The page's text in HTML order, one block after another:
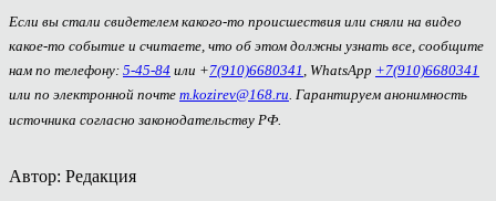
Если вы стали свидетелем какого-то происшествия или сняли на видео
какое-то событие и считаете, что об этом должны узнать все, сообщите
нам по телефону: 5-45-84 или +7(910)6680341 , WhatsApp +7(910)6680341
или по электронной почте m.kozirev@168.ru. Гарантируем анонимность
источника согласно законодательству РФ.
Автор: Редакция